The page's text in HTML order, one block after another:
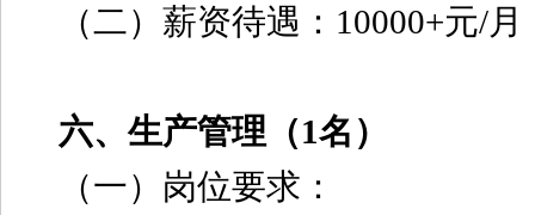
（二）薪资待遇：10000+元/月
六、生产管理（1名）
（一）岗位要求：